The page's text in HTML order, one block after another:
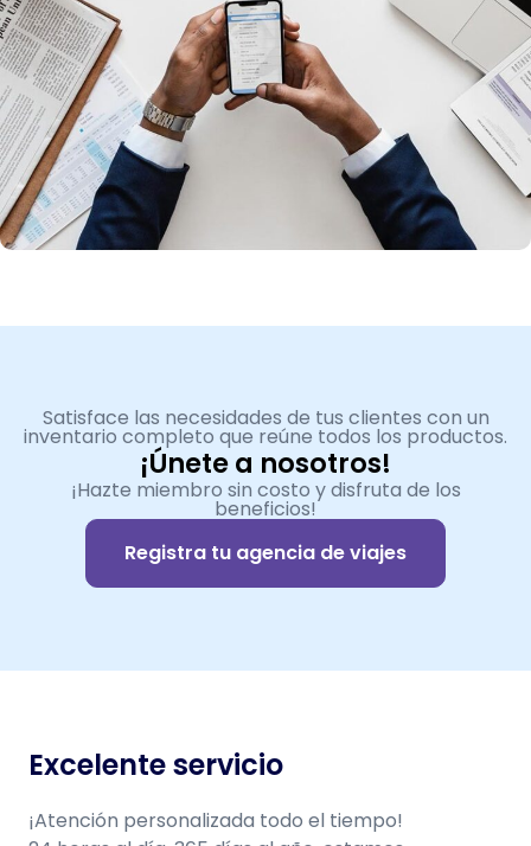
Satisface las necesidades de tus clientes con un
inventario completo que reúne todos los productos.
¡Únete a nosotros!
¡Hazte miembro sin costo y disfruta de los
beneficios!
Registra tu agencia de viajes
Excelente servicio
¡Atención personalizada todo el tiempo!